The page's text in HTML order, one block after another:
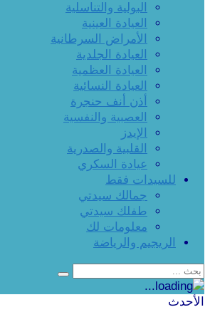
البولية والتناسلية
العيادة العينية
الأمراض السرطانية
العيادة الجلدية
العيادة العظمية
العيادة النسائية
أذن أنف حنجرة
العصبية والنفسية
الإيدز
القلبية والصدرية
عيادة السكري
للسيدات فقط
جمالك سيدتي
طفلك سيدتي
معلومات لك
الريجيم والرياضة
الأحدث